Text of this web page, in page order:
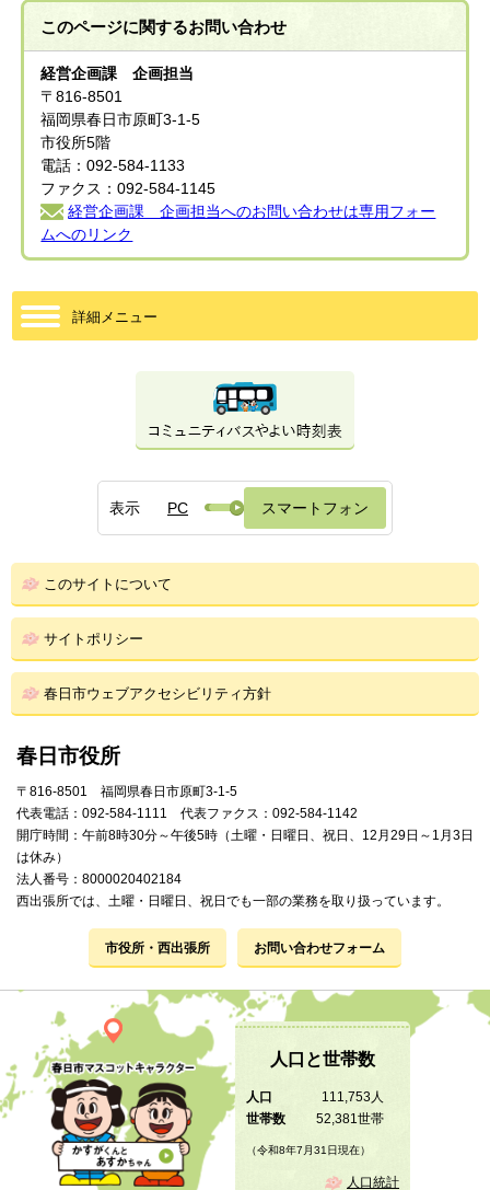
このページに関するお問い合わせ
経営企画課 企画担当
〒816-8501
福岡県春日市原町3-1-5
市役所5階
電話：092-584-1133
ファクス：092-584-1145
経営企画課 企画担当へのお問い合わせは専用フォー
ムへのリンク
詳細メニュー
表示 PC スマートフォン
このサイトについて
サイトポリシー
春日市ウェブアクセシビリティ方針
春日市役所
〒816-8501 福岡県春日市原町3-1-5
代表電話：092-584-1111 代表ファクス：092-584-1142
開庁時間：午前8時30分～午後5時（土曜・日曜日、祝日、12月29日～1月3日
は休み）
法人番号：8000020402184
西出張所では、土曜・日曜日、祝日でも一部の業務を取り扱っています。
市役所・西出張所 お問い合わせフォーム
人口と世帯数
人口
111,753人
世帯数
52,381世帯
（令和8年7月31日現在）
人口統計